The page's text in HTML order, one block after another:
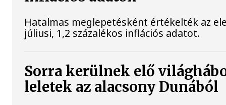
Hatalmas meglepetésként értékelték az
júliusi, 1,2 százalékos inflációs adatot.
Sorra kerülnek elő
leletek az alacsony Dunából